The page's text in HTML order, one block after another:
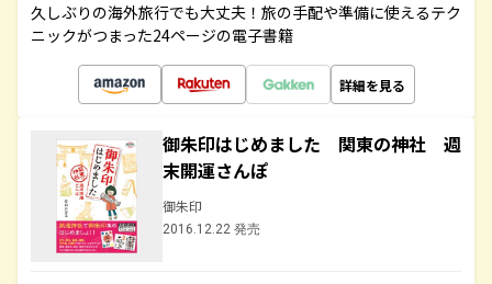
久しぶりの海外旅行でも大丈夫！旅の手配や準備に使えるテク
ニックがつまった24ページの電子書籍
詳細を見る
御朱印はじめました 関東の神社 週
末開運さんぽ
御朱印
2016.12.22 発売